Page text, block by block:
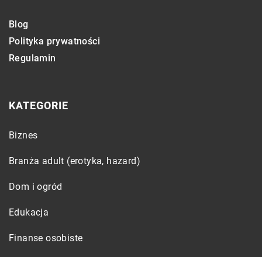
Blog
Polityka prywatności
Regulamin
KATEGORIE
Biznes
Branża adult (erotyka, hazard)
Dom i ogród
Edukacja
Finanse osobiste